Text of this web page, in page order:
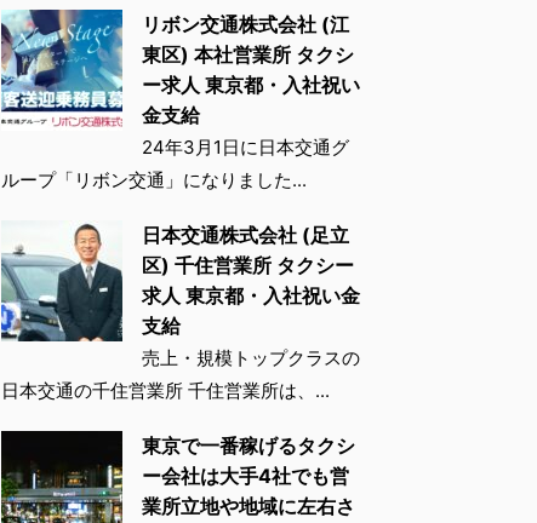
リボン交通株式会社 (江
東区) 本社営業所 タクシ
ー求人 東京都・入社祝い
金支給
24年3月1日に日本交通グ
ループ「リボン交通」になりました...
日本交通株式会社 (足立
区) 千住営業所 タクシー
求人 東京都・入社祝い金
支給
売上・規模トップクラスの
日本交通の千住営業所 千住営業所は、...
東京で一番稼げるタクシ
ー会社は大手4社でも営
業所立地や地域に左右さ